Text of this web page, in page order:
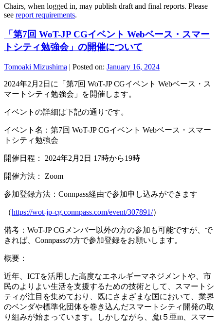
Chairs, when logged in, may publish draft and final reports. Please
see report requirements.
「第7回 WoT-JP CGイベント Webベース・スマー
トシティ勉強会」の開催について
Tomoaki Mizushima | Posted on: January 16, 2024
2024年2月2日に「第7回 WoT-JP CGイベント Webベース・ス
マートシティ勉強会」を開催します。
イベントの詳細は下記の通りです。
イベント名：第7回 WoT-JP CGイベント Webベース・スマー
トシティ勉強会
開催日程： 2024年2月2日 17時から19時
開催方法： Zoom
参加登録方法：Connpass経由で参加申し込みができます
（https://wot-jp-cg.connpass.com/event/307891/）
備考：WoT-JP CGメンバー以外の方の参加も可能ですが、で
きれば、Connpassの方で参加登録をお願いします。
概要：
近年、ICTを活用した高度なエネルギーマネジメントや、市
民のよりよい生活を支援するための技術として、スマートシ
ティが注目を集めており、既にさまざまな国において、業界
のベンダや標準化団体を巻き込んだスマートシティ開発の取
り組みが始まっています。しかしながら、魔t５亜m、スマー